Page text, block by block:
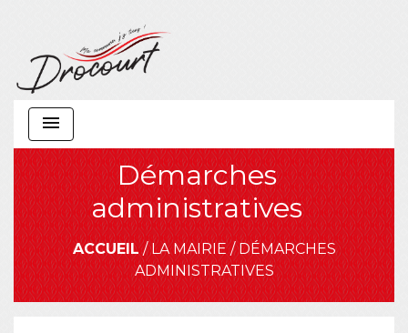
menu
Démarches
administratives
ACCUEIL/LA MAIRIE/DÉMARCHES
ADMINISTRATIVES